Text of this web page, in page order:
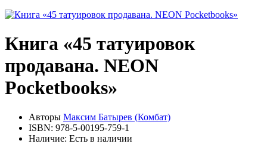
Книга «45 татуировок
продавана. NEON
Pocketbooks»
Авторы Максим Батырев (Комбат)
ISBN: 978-5-00195-759-1
Наличие: Есть в наличии